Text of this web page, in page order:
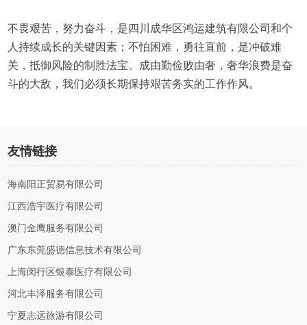
不畏艰苦，努力奋斗，是四川成华区鸿运建筑有限公司和个
人持续成长的关键因素；不怕困难，勇往直前，是冲破难
关，抵御风险的制胜法宝。成由勤俭败由奢，奢华浪费是奋
斗的大敌，我们必须长期保持艰苦务实的工作作风。
友情链接
海南阳正贸易有限公司
江西浩宇医疗有限公司
澳门金鹰服务有限公司
广东东莞盛德信息技术有限公司
上海闵行区银泰医疗有限公司
河北丰泽服务有限公司
宁夏志远旅游有限公司